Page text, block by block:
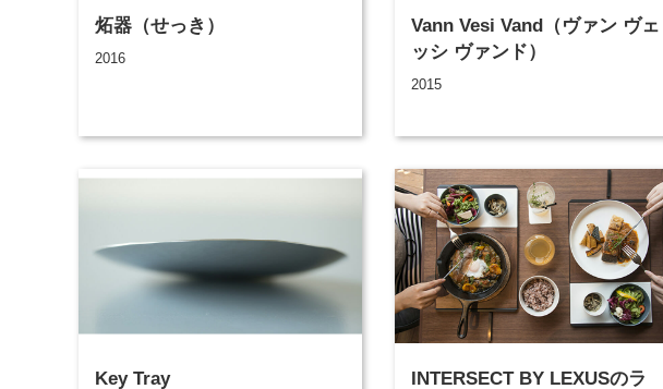
炻器（せっき）
2016
Vann Vesi Vand（ヴァン ヴェ
ッシ ヴァンド）
2015
Key Tray
INTERSECT BY LEXUSのラ